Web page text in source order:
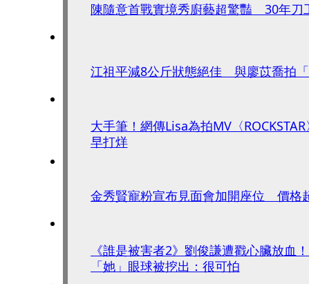
陳隨意首戰實境秀廚藝超驚豔 30年刀
江祖平減8公斤狀態絕佳 與廖苡喬拍
大手筆！網傳Lisa為拍MV〈
早打烊
金秀賢寵粉宣布見面會加開座位 價格
《誰是被害者2》劉俊謙遭戳心臟放
「她」眼球被挖出：很可怕